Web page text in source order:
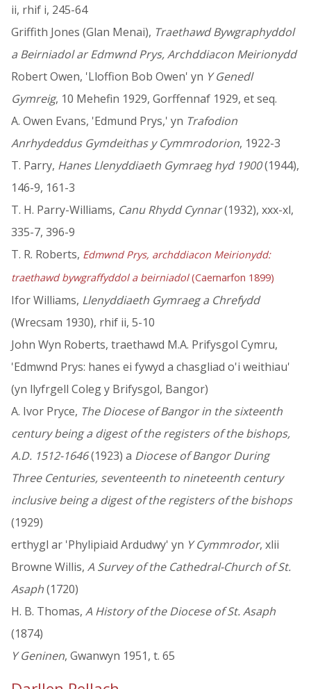
ii, rhif i, 245-64
Griffith Jones (Glan Menai), Traethawd Bywgraphyddol
a Beirniadol ar Edmwnd Prys, Archddiacon Meirionydd
Robert Owen, 'Lloffion Bob Owen' yn Y Genedl
Gymreig, 10 Mehefin 1929, Gorffennaf 1929, et seq.
A. Owen Evans, 'Edmund Prys,' yn Trafodion
Anrhydeddus Gymdeithas y Cymmrodorion, 1922-3
T. Parry, Hanes Llenyddiaeth Gymraeg hyd 1900(1944),
146-9, 161-3
T. H. Parry-Williams, Canu Rhydd Cynnar(1932), xxx-xl,
335-7, 396-9
T. R. Roberts, Edmwnd Prys, archddiacon Meirionydd:
traethawd bywgraffyddol a beirniadol(Caernarfon 1899)
Ifor Williams, Llenyddiaeth Gymraeg a Chrefydd
(Wrecsam 1930), rhif ii, 5-10
John Wyn Roberts, traethawd M.A. Prifysgol Cymru,
'Edmwnd Prys: hanes ei fywyd a chasgliad o'i weithiau'
(yn llyfrgell Coleg y Brifysgol, Bangor)
A. Ivor Pryce, The Diocese of Bangor in the sixteenth
century being a digest of the registers of the bishops,
A.D. 1512-1646(1923) a Diocese of Bangor During
Three Centuries, seventeenth to nineteenth century
inclusive being a digest of the registers of the bishops
(1929)
erthygl ar 'Phylipiaid Ardudwy' yn Y Cymmrodor, xlii
Browne Willis, A Survey of the Cathedral-Church of St.
Asaph(1720)
H. B. Thomas, A History of the Diocese of St. Asaph
(1874)
Y Geninen, Gwanwyn 1951, t. 65